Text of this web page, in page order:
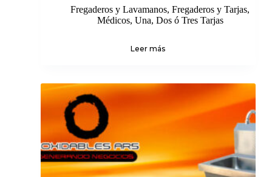
Fregaderos y Lavamanos,Fregaderos y Tarjas,
Médicos, Una, Dos ó Tres Tarjas
Leer más